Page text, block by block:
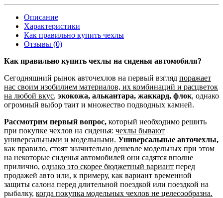
Описание
Характеристики
Как правильно купить чехлы
Отзывы (0)
Как правильно купить чехлы на сиденья автомобиля?
Сегодняшний рынок авточехлов на первый взгляд поражает
нас своим изобилием материалов, их комбинаций и расцветок
на любой вкус, экокожа, алькантара, жаккард, флок, однако
огромный выбор таит и множество подводных камней.
Рассмотрим первый вопрос, который необходимо решить
при покупке чехлов на сиденья: чехлы бывают
универсальными и модельными. Универсальные авточехлы,
как правило, стоят значительно дешевле модельных при этом
на некоторые сиденья автомобилей они садятся вполне
прилично, однако это скорее бюджетный вариант перед
продажей авто или, к примеру, как вариант временной
защиты салона перед длительной поездкой или поездкой на
рыбалку, когда покупка модельных чехлов не целесообразна.